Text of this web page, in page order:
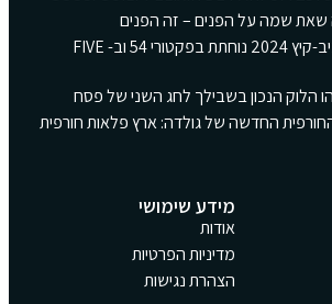
REPRESENT לאביב-קיץ 2024 נוחתת בפקטורי 54 וב- FIVE
הלוק הנכון בשבילך לחג השני של פסח
החורפית החדשה של גולדה: ארץ פלאות חורפית
מידע שימושי
אודות
מדיניות הפרטיות
הצהרת נגישות